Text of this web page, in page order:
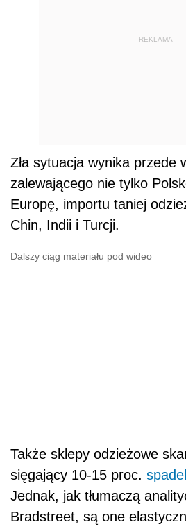
REKLAMA
Zła sytuacja wynika przede
zalewającego nie tylko
Europę, importu taniej
Chin, Indii i Turcji.
Dalszy ciąg materiału pod wideo
Także sklepy odzieżowe
sięgający 10-15 proc.
Jednak, jak tłumaczą
Bradstreet, są one